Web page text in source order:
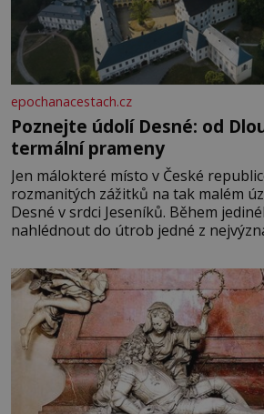
epochanacestach.cz
Poznejte údolí Desné: od
termální prameny
Jen málokteré místo v České
rozmanitých zážitků na tak malém
Desné v srdci Jeseníků. Během
nahlédnout do útrob jedné z
se na koloběžce a den zakončit
Velkých Losinách nebo v termálním